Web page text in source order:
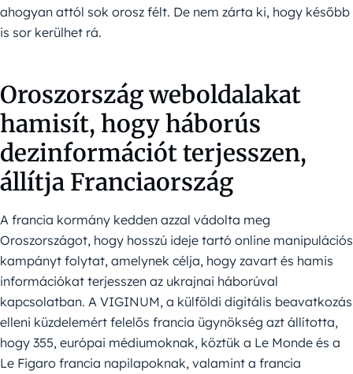
ahogyan attól sok orosz félt. De nem zárta ki, hogy később
is sor kerülhet rá.
Oroszország weboldalakat
hamisít, hogy háborús
dezinformációt terjesszen,
állítja Franciaország
A francia kormány kedden azzal vádolta meg
Oroszországot, hogy hosszú ideje tartó online manipulációs
kampányt folytat, amelynek célja, hogy zavart és hamis
információkat terjesszen az ukrajnai háborúval
kapcsolatban. A VIGINUM, a külföldi digitális beavatkozás
elleni küzdelemért felelős francia ügynökség azt állította,
hogy 355, európai médiumoknak, köztük a Le Monde és a
Le Figaro francia napilapoknak, valamint a francia